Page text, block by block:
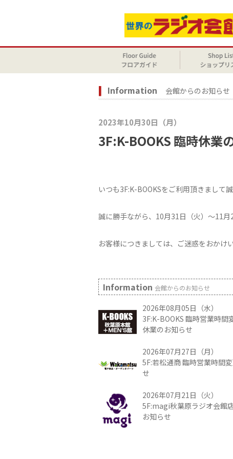
Information 会館からのお知らせ
2023年10月30日（月）
3F:K-BOOKS 臨時休業
いつも3F:K-BOOKSをご利用頂きまして
誠に勝手ながら、10月31日（火）～11月
お客様につきましては、ご迷惑をおかけ
Information 会館からのお知らせ
2026年08月05日（水）
3F:K-BOOKS 臨時営業時間
休業のお知らせ
2026年07月27日（月）
5F:若松通商 臨時営業時間
せ
2026年07月21日（火）
5F:magi秋葉原ラジオ会館
お知らせ